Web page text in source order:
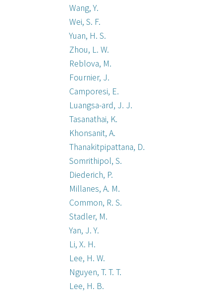
Wang, Y.
Wei, S. F.
Yuan, H. S.
Zhou, L. W.
Reblova, M.
Fournier, J.
Camporesi, E.
Luangsa-ard, J. J.
Tasanathai, K.
Khonsanit, A.
Thanakitpipattana, D.
Somrithipol, S.
Diederich, P.
Millanes, A. M.
Common, R. S.
Stadler, M.
Yan, J. Y.
Li, X. H.
Lee, H. W.
Nguyen, T. T. T.
Lee, H. B.